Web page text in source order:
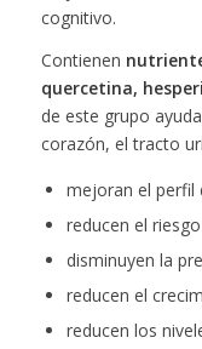
cognitivo.
Contienen
quercetina,
de este grupo
corazón, el tracto
mejoran el perfil
reducen el
disminuyen la
reducen el
reducen los